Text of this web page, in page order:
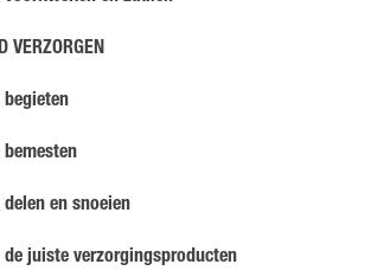
VERZORGEN
en snoeien
juiste verzorgingsproducten